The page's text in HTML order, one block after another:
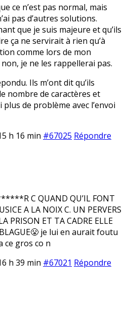
ce n’est pas normal, mais
pas d’autres solutions.
que je suis majeure et qu’ils
ça ne servirait à rien qu’à
comme lors de mon
je ne les rappellerai pas.
Ils m’ont dit qu’ils
nombre de caractères et
plus de problème avec l’envoi
h 16 min #67025 Répondre
C QUAND QU’IL FONT
A LA NOIX C. UN PERVERS
PRISON ET TA CADRE ELLE
je lui en aurait foutu
ce gros co n
h 39 min #67021 Répondre